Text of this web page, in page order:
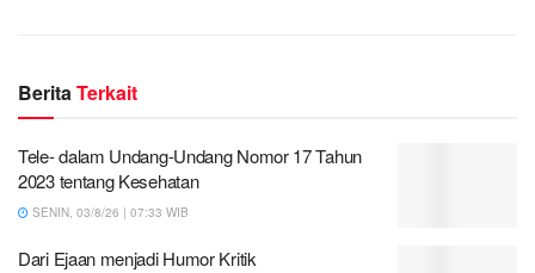
BeritaTerkait
Tele- dalam Undang-Undang Nomor 17 Tahun
2023 tentang Kesehatan
SENIN, 03/8/26 | 07:33 WIB
Dari Ejaan menjadi Humor Kritik